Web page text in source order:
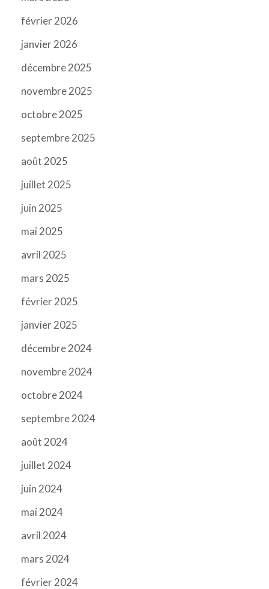
février 2026
janvier 2026
décembre 2025
novembre 2025
octobre 2025
septembre 2025
août 2025
juillet 2025
juin 2025
mai 2025
avril 2025
mars 2025
février 2025
janvier 2025
décembre 2024
novembre 2024
octobre 2024
septembre 2024
août 2024
juillet 2024
juin 2024
mai 2024
avril 2024
mars 2024
février 2024